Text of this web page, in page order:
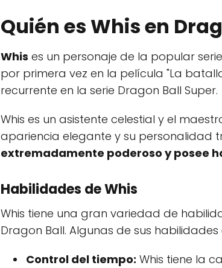
Quién es Whis en
Whis es un personaje de la popular
por primera vez en la película "La
recurrente en la serie Dragon Ball Super.
Whis es un asistente celestial y el
apariencia elegante y su personalidad
extremadamente poderoso y posee
Habilidades de Whis
Whis tiene una gran variedad de
Dragon Ball. Algunas de sus
Control del tiempo: Whis tiene la